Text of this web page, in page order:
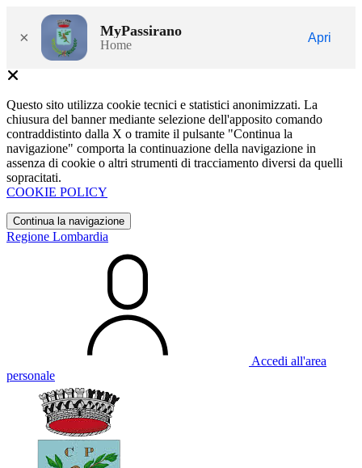
× MyPassirano
Home
Apri
Questo sito utilizza cookie tecnici e statistici anonimizzati. La
chiusura del banner mediante selezione dell'apposito comando
contraddistinto dalla X o tramite il pulsante "Continua la
navigazione" comporta la continuazione della navigazione in
assenza di cookie o altri strumenti di tracciamento diversi da quelli
sopracitati.
COOKIE POLICY
Continua la navigazione
Regione Lombardia
Accedi all'area
personale